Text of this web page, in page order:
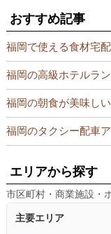
おすすめ記事
福岡で使える食材宅配
福岡の高級ホテルラ
福岡の朝食が美味し
福岡のタクシー配車
エリアから探す
市区町村・商業施設・
主要エリア